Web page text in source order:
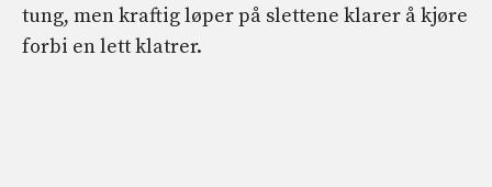
tung, men kraftig løper på slettene klarer å kjøre
forbi en lett klatrer.